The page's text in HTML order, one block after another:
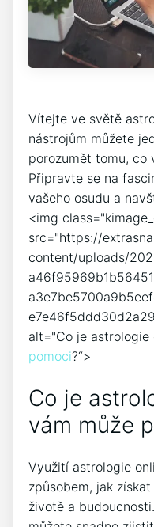
Vítejte ve světě
nástrojům můžete
porozumět tomu, co
Připravte se na
vašeho osudu a
<img
src="https://
content/uploads/
alt="Co je astrologie
pomoci?“>
Co je
vám může
Využití astrologie
způsobem, jak
životě a